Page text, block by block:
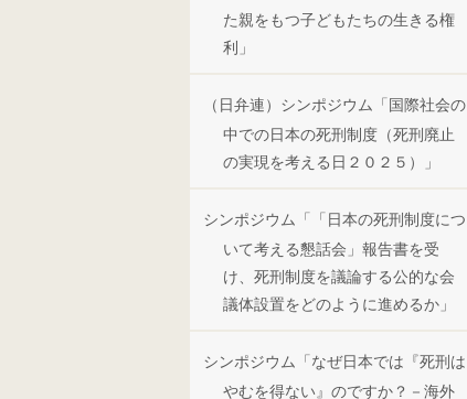
た親をもつ子どもたちの生きる権
利」
（日弁連）シンポジウム「国際社会の
中での日本の死刑制度（死刑廃止
の実現を考える日２０２５）」
シンポジウム「「日本の死刑制度につ
いて考える懇話会」報告書を受
け、死刑制度を議論する公的な会
議体設置をどのように進めるか」
シンポジウム「なぜ日本では『死刑は
やむを得ない』のですか？－海外